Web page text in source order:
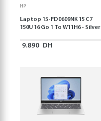
HP
Laptop 15-FD0609NK 15 C7
150U 16 Go 1 To W11H6 - Silver
9.890 DH